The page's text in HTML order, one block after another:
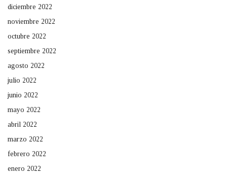
diciembre 2022
noviembre 2022
octubre 2022
septiembre 2022
agosto 2022
julio 2022
junio 2022
mayo 2022
abril 2022
marzo 2022
febrero 2022
enero 2022